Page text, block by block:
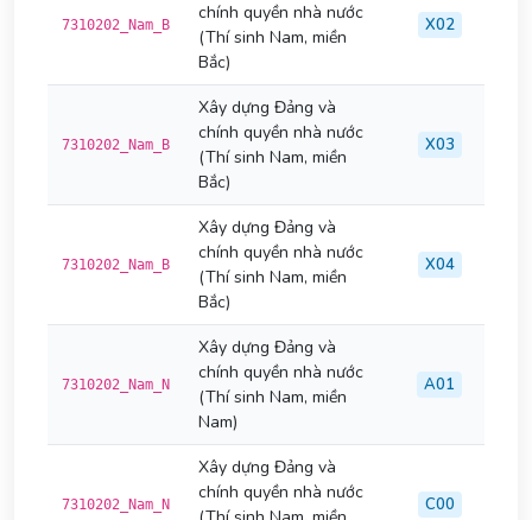
7310202_Nam_B
chính quyền nhà nước
(Thí sinh Nam, miền
Bắc)
X02
7310202_Nam_B
Xây dựng Đảng và
chính quyền nhà nước
(Thí sinh Nam, miền
Bắc)
X03
7310202_Nam_B
Xây dựng Đảng và
chính quyền nhà nước
(Thí sinh Nam, miền
Bắc)
X04
7310202_Nam_N
Xây dựng Đảng và
chính quyền nhà nước
(Thí sinh Nam, miền
Nam)
A01
7310202_Nam_N
Xây dựng Đảng và
chính quyền nhà nước
C00